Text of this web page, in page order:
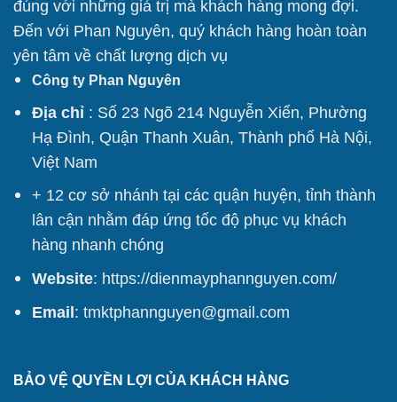
đúng với những giá trị mà khách hàng mong đợi.
Đến với Phan Nguyên, quý khách hàng hoàn toàn
yên tâm về chất lượng dịch vụ
Công ty Phan Nguyên
Địa chỉ : Số 23 Ngõ 214 Nguyễn Xiển, Phường
Hạ Đình, Quận Thanh Xuân, Thành phố Hà Nội,
Việt Nam
+ 12 cơ sở nhánh tại các quận huyện, tỉnh thành
lân cận nhằm đáp ứng tốc độ phục vụ khách
hàng nhanh chóng
Website: https://dienmayphannguyen.com/
Email: tmktphannguyen@gmail.com
BẢO VỆ QUYỀN LỢI CỦA KHÁCH HÀNG